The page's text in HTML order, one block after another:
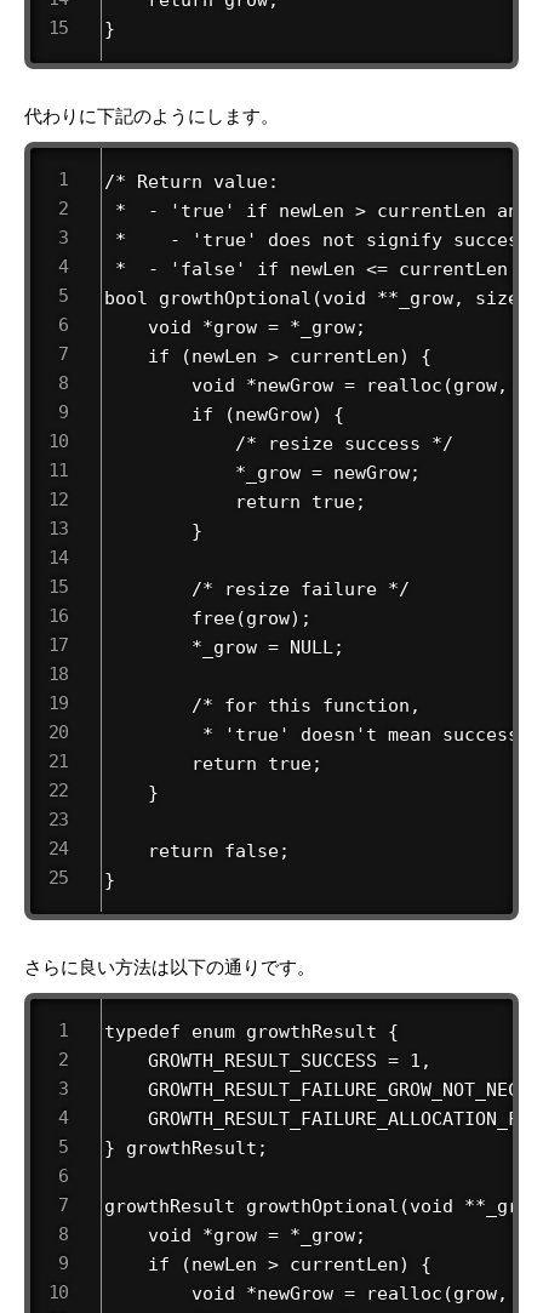
}
代わりに下記のようにします。
/* Return value:
*  - 'true' if newLen > currentLen and
*    - 'true' does not signify
*  - 'false' if newLen <= currentLen */
bool growthOptional(void **_grow,
    void *grow = *_grow;
    if (newLen > currentLen) {
void *newGrow = realloc(grow,
        if (newGrow) {
            /* resize success */
            *_grow = newGrow;
            return true;
        }
        /* resize failure */
        free(grow);
        *_grow = NULL;
        /* for this function,
* 'true' doesn't mean success,
        return true;
    }
    return false;
}
さらに良い方法は以下の通りです。
typedef enum growthResult {
    GROWTH_RESULT_SUCCESS = 1,
} growthResult;
growthResult growthOptional(void
    void *grow = *_grow;
    if (newLen > currentLen) {
void *newGrow = realloc(grow,